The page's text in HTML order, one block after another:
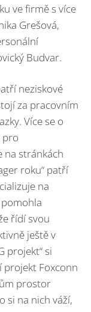
ve firmě s více
Grešová,
Budvar.
neziskové
za pracovním
Více se o
pro
na stránkách
roku“ patří
na
řídí svou
ještě v
projekt“ si
projekt Foxconn
prostor
si na nich váží,